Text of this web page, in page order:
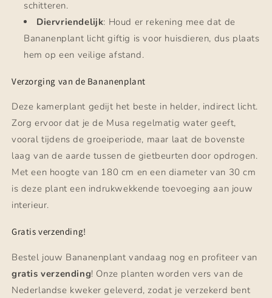
schitteren.
Diervriendelijk: Houd er rekening mee dat de
Bananenplant licht giftig is voor huisdieren, dus plaats
hem op een veilige afstand.
Verzorging van de Bananenplant
Deze kamerplant gedijt het beste in helder, indirect licht.
Zorg ervoor dat je de Musa regelmatig water geeft,
vooral tijdens de groeiperiode, maar laat de bovenste
laag van de aarde tussen de gietbeurten door opdrogen.
Met een hoogte van 180 cm en een diameter van 30 cm
is deze plant een indrukwekkende toevoeging aan jouw
interieur.
Gratis verzending!
Bestel jouw Bananenplant vandaag nog en profiteer van
gratis verzending! Onze planten worden vers van de
Nederlandse kweker geleverd, zodat je verzekerd bent